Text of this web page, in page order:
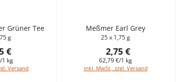
Grüner Tee
g
€
1 kg
Versand
Meßmer Earl Grey
25 x 1,75 g
2,75 €
62,79 €/1 kg
inkl. MwSt., zzgl. Versand